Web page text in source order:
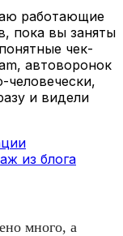
работающие
пока вы заняты
чек-
автоворонок
человечески,
и видели
из блога
много, а